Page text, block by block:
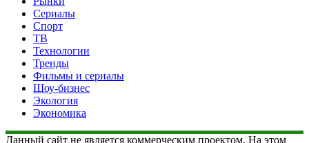
Сериалы
Спорт
ТВ
Технологии
Тренды
Фильмы и сериалы
Шоу-бизнес
Экология
Экономика
Данный сайт не является коммерческим проектом. На этом